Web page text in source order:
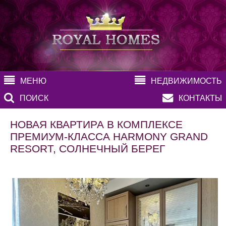
МЕНЮ
НЕДВИЖИМОСТЬ
ПОИСК
КОНТАКТЫ
НОВАЯ КВАРТИРА В КОМПЛЕКСЕ
ПРЕМИУМ-КЛАССА HARMONY GRAND
RESORT, СОЛНЕЧНЫЙ БЕРЕГ